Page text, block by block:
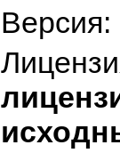
Версия: